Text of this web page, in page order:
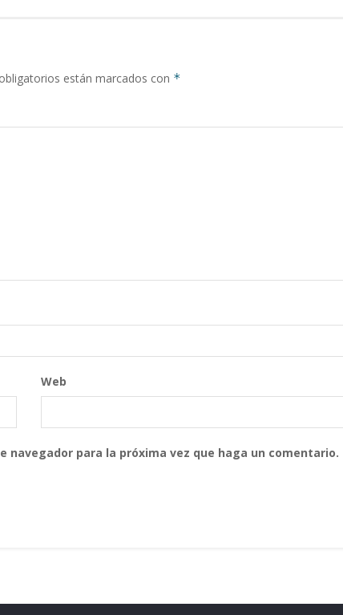
están marcados con *
Web
para la próxima vez que haga un comentario.